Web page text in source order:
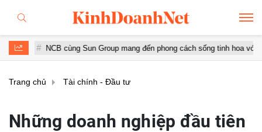
cùng Sun Group mang đến phong cách sống tinh hoa với đặc quyền
Trang chủ Tài chính - Đầu tư
Những doanh nghiệp đầu tiên